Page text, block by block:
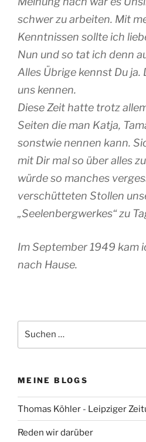
schwer zu arbeiten. Mit
Kenntnissen sollte ich
Nun und so tat ich denn
Alles Übrige kennst Du
uns kennen.
Diese Zeit hatte trotz
Seiten die man Katja,
sonstwie nennen kann.
mit Dir mal so über alles
würde so manches
verschütteten Stollen
„Seelenbergwerkes“ zu
Im September 1949 kam
nach Hause.
nach:
MEINE BLOGS
Thomas Köhler - Leipziger
Reden wir darüber